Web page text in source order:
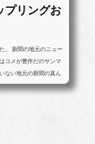
プリングお
。 新聞の地元のニュー
コメが豊作だのサンマ
ない地元の新聞の真ん